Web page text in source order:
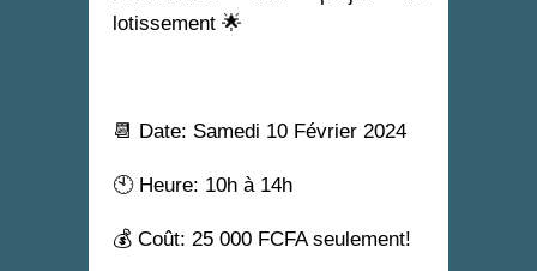
lotissement 🌟
📆 Date: Samedi 10 Février 2024
🕙 Heure: 10h à 14h
💰 Coût: 25 000 FCFA seulement!